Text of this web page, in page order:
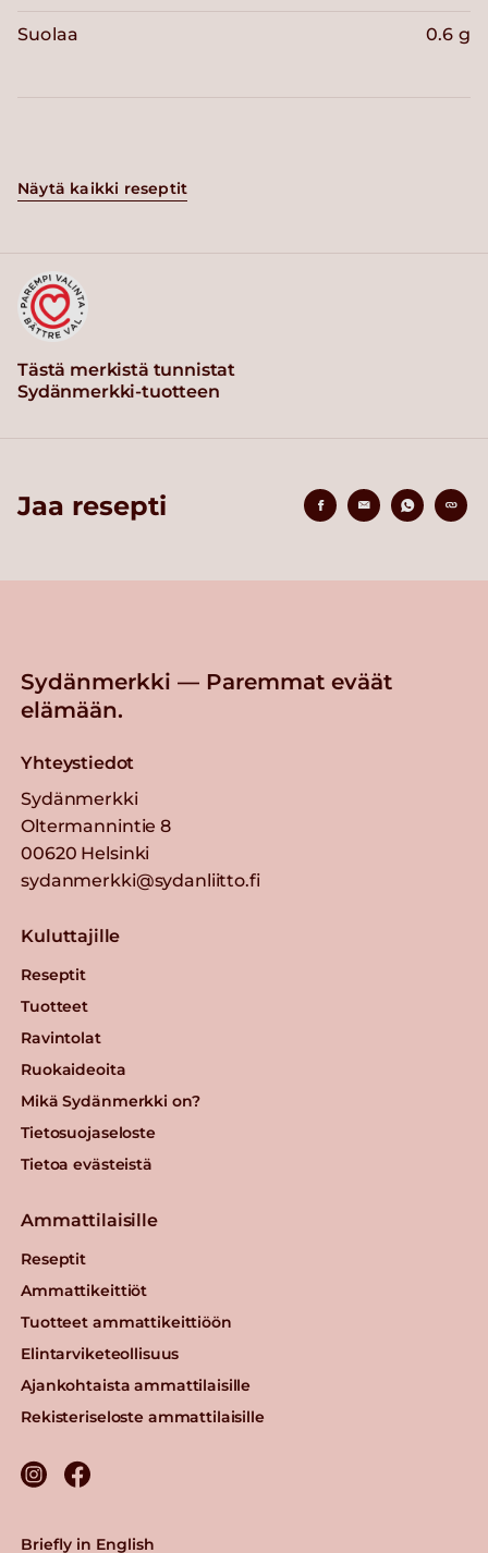
Suolaa 0.6 g
Näytä kaikki reseptit
Tästä merkistä tunnistat
Sydänmerkki-tuotteen
Jaa resepti
Sydänmerkki — Paremmat eväät
elämään.
Yhteystiedot
Sydänmerkki
Oltermannintie 8
00620 Helsinki
sydanmerkki@sydanliitto.fi
Kuluttajille
Reseptit
Tuotteet
Ravintolat
Ruokaideoita
Mikä Sydänmerkki on?
Tietosuojaseloste
Tietoa evästeistä
Ammattilaisille
Reseptit
Ammattikeittiöt
Tuotteet ammattikeittiöön
Elintarviketeollisuus
Ajankohtaista ammattilaisille
Rekisteriseloste ammattilaisille
Briefly in English